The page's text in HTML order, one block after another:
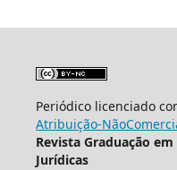
Periódico licenciado
Atribuição-
Revista Graduação
Jurídicas